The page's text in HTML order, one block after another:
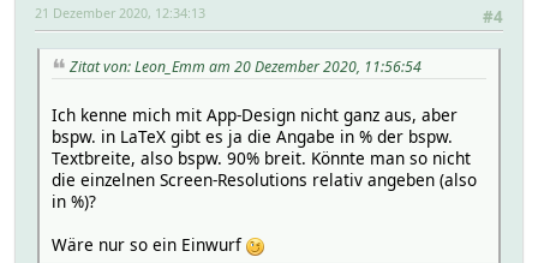
#4
21 Dezember 2020, 12:34:13
Zitat von: Leon_Emm am 20 Dezember 2020, 11:56:54
Ich kenne mich mit App-Design nicht ganz aus, aber
bspw. in LaTeX gibt es ja die Angabe in % der bspw.
Textbreite, also bspw. 90% breit. Könnte man so nicht
die einzelnen Screen-Resolutions relativ angeben (also
in %)?
Wäre nur so ein Einwurf